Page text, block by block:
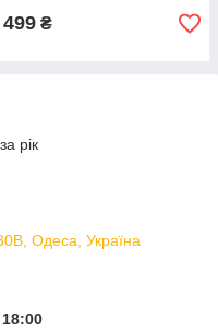
₴
рік
Одеса, Україна